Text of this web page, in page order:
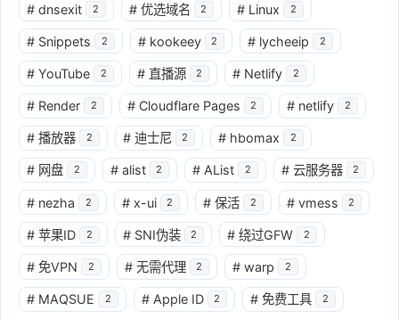
# dnsexit 2 # 优选域名 2 # Linux 2
# Snippets 2 # kookeey 2 # lycheeip 2
# YouTube 2 # 直播源 2 # Netlify 2
# Render 2 # Cloudflare Pages 2 # netlify 2
# 播放器 2 # 迪士尼 2 # hbomax 2
# 网盘 2 # alist 2 # AList 2 # 云服务器 2
# nezha 2 # x-ui 2 # 保活 2 # vmess 2
# 苹果ID 2 # SNI伪装 2 # 绕过GFW 2
# 免VPN 2 # 无需代理 2 # warp 2
# MAQSUE 2 # Apple ID 2 # 免费工具 2